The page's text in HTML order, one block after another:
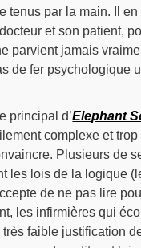
tenus par la main. Il
et son patient,
parvient jamais
de fer psychologique
principal d’Elephant
complexe et
Plusieurs de
les lois de la logique
de ne pas lire
les infirmières qui
faible justification